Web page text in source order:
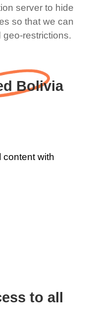
server to hide
so that we can
restrictions.
Bolivia
to all